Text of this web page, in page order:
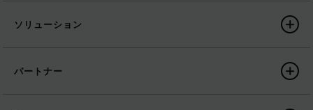
ソリューション
パートナー